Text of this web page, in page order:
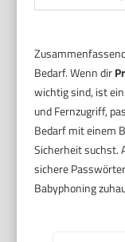
Bedarf. Wenn dir
wichtig sind, ist
und Fernzugriff,
Bedarf mit einem
Sicherheit suchst.
sichere
Babyphoning